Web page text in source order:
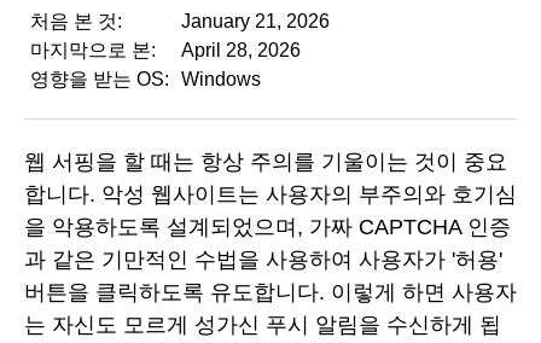
처음 본 것:
January 21, 2026
마지막으로 본:
April 28, 2026
영향을 받는 OS:
Windows
웹 서핑을 할 때는 항상 주의를 기울이는 것이 중요
합니다. 악성 웹사이트는 사용자의 부주의와 호기심
을 악용하도록 설계되었으며, 가짜 CAPTCHA 인증
과 같은 기만적인 수법을 사용하여 사용자가 '허용'
버튼을 클릭하도록 유도합니다. 이렇게 하면 사용자
는 자신도 모르게 성가신 푸시 알림을 수신하게 됩